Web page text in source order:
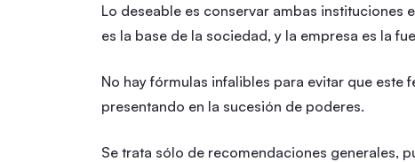
Lo deseable es conservar ambas instituciones
es la base de la sociedad, y la empresa es la
No hay fórmulas infalibles para evitar que
presentando en la sucesión de poderes.
Se trata sólo de recomendaciones generales,